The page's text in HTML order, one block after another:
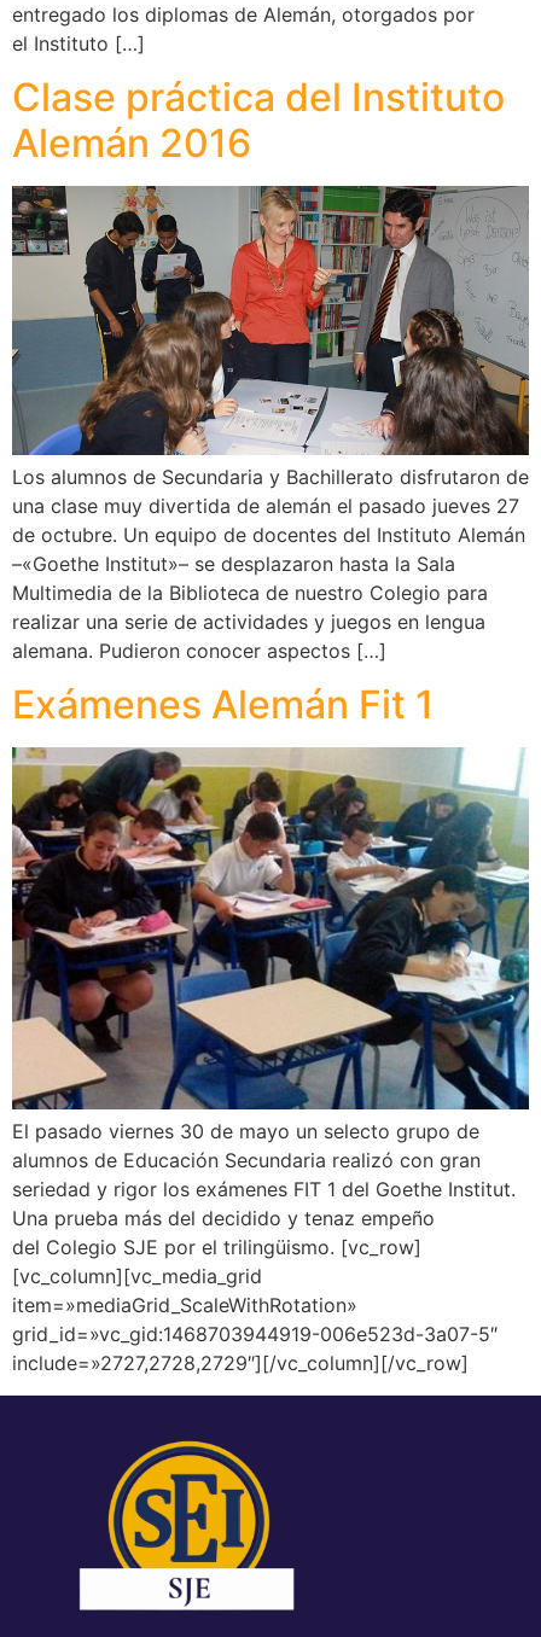
entregado los diplomas de Alemán, otorgados por
el Instituto […]
Clase práctica del Instituto
Alemán 2016
Los alumnos de Secundaria y Bachillerato disfrutaron de
una clase muy divertida de alemán el pasado jueves 27
de octubre. Un equipo de docentes del Instituto Alemán
–«Goethe Institut»– se desplazaron hasta la Sala
Multimedia de la Biblioteca de nuestro Colegio para
realizar una serie de actividades y juegos en lengua
alemana. Pudieron conocer aspectos […]
Exámenes Alemán Fit 1
El pasado viernes 30 de mayo un selecto grupo de
alumnos de Educación Secundaria realizó con gran
seriedad y rigor los exámenes FIT 1 del Goethe Institut.
Una prueba más del decidido y tenaz empeño
del Colegio SJE por el trilingüismo. [vc_row]
[vc_column][vc_media_grid
item=»mediaGrid_ScaleWithRotation»
grid_id=»vc_gid:1468703944919-006e523d-3a07-5″
include=»2727,2728,2729″][/vc_column][/vc_row]